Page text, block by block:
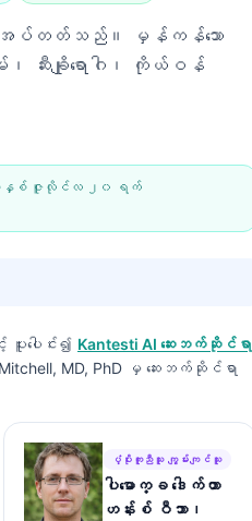
လိုအပ်တတ်သည်။ မှန်ကန်သော
၊ ဆီးချိုရောဂါ၊ ကိုယ်ဝန်
နှစ် ဇူလိုင်လ ၂၀ ရက်
ပူးပေါင်း၍ Kantesti AI ဆေးဘက်ဆိုင်ရာ
Mitchell, MD, PhD မှ ဆေးဘက်ဆိုင်ရာ
ပံ့ပိုးကူညီသူ ကျွမ်းကျင်သူ
ပါမောက္ခ ဒေါက်တာ
ဟန်းစ် ဝီဘာ၊